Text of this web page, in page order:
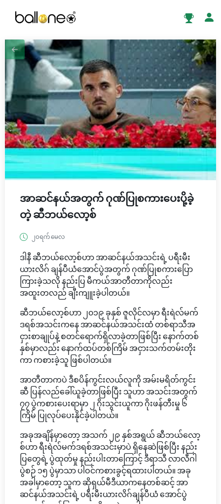
အာဆင်နယ်အတွက် ဂုဏ်ပြုစကားပေးပို့ခဲ့
တဲ့ ဆီဘယ်လော့စ်
၂၀ရက် မေလ
ဒါနီ ဆီဘယ်လော့စ်ဟာ အာဆင်နယ်အသင်းရဲ့ ပရီးမီး
ယားလိဂ် ချန်ပီယံအောင်ပွဲအတွက် ဂုဏ်ပြုစကားပြော
ကြားခဲ့သလို နည်းပြ မီကယ်အာတီတာကိုလည်း
အထူးတလည် ချီးကျူးခဲ့ပါတယ်။
ဆီဘယ်လော့စ်ဟာ ၂၀၁၉ ခုနှစ် ဇူလိုင်လမှာ ရီးရဲလ်မက်
ဒရစ်အသင်းကနေ အာဆင်နယ်အသင်းထံ တစ်ရာသီအ
ငှားစာချုပ်နဲ့ စတင်ရောက်ရှိလာခဲ့တာဖြစ်ပြီး နောက်တစ်
နှစ်မှာလည်း နောက်ထပ်တစ်ကြိမ် အငှားသက်တမ်းတိုး
ကာ ကစားခဲ့သူ ဖြစ်ပါတယ်။
အာတီတာကပဲ ဒီစပိန်ကွင်းလယ်လူကို အမ်းမရိတ်ကွင်း
ဆီ ပြန်လည်ခေါ်ယူခဲ့တာဖြစ်ပြီး သူဟာ အသင်းအတွက်
၇၇ ပွဲကစားပေးရာမှာ ၂ ဂိုးသွင်းယူကာ ဂိုးဖန်တီးမှု ၆
ကြိမ် ပြုလုပ်ပေးနိုင်ခဲ့ပါတယ်။
အခုအချိန်မှာတော့ အသက် ၂၉ နှစ်အရွယ် ဆီဘယ်လော့
စ်ဟာ ရီးရဲလ်မက်ဒရစ်အသင်းမှာပဲ ရှိနေဆဲဖြစ်ပြီး နည်း
ပြတွေရဲ့ ပွဲထုတ်မှု နည်းပါးတာကြောင့် ဒီရာသီ လာလီဂါ
ပွဲစဉ် ၁၅ ပွဲမှာသာ ပါဝင်ကစားခွင့်ရထားပါတယ်။ အခု
အခါမှာတော့ သူက ဆိုရှယ်မီဒီယာကနေတစ်ဆင့် အာ
ဆင်နယ်အသင်းရဲ့ ပရီးမီးယားလိဂ်ချန်ပီယံ အောင်ပွဲ